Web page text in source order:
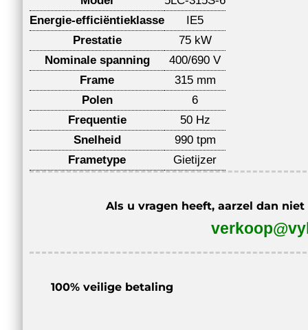
Energie-efficiëntieklasse
IE5
Prestatie
75 kW
Nominale spanning
400/690 V
Frame
315 mm
Polen
6
Frequentie
50 Hz
Snelheid
990 tpm
Frametype
Gietijzer
Als u vragen heeft, aarzel dan
100% veilige betaling